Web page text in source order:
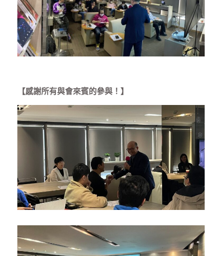
【感謝所有與會來賓的參與！】